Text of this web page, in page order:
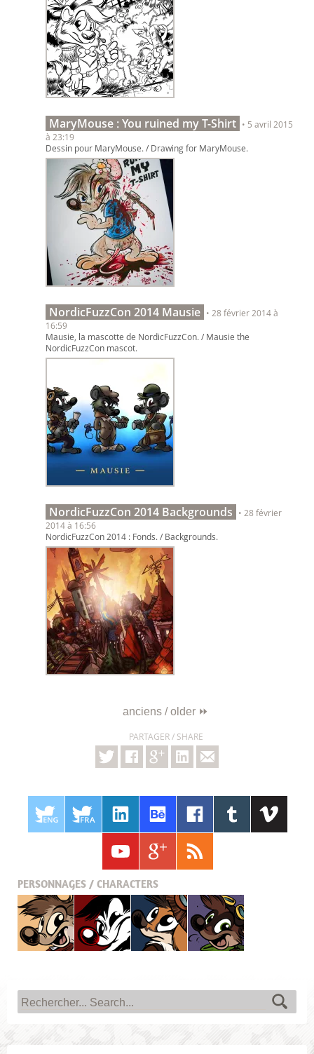
MaryMouse : You ruined my T-Shirt • 5 avril 2015
à 23:19
Dessin pour MaryMouse. / Drawing for MaryMouse.
NordicFuzzCon 2014 Mausie • 28 février 2014 à
16:59
Mausie, la mascotte de NordicFuzzCon. / Mausie the
NordicFuzzCon mascot.
NordicFuzzCon 2014 Backgrounds
• 28 février
2014 à 16:56
NordicFuzzCon 2014 : Fonds. / Backgrounds.
anciens / older ⏩
PARTAGER / SHARE
PERSONNAGES / CHARACTERS
Titash Pistash Pucky Krabouille